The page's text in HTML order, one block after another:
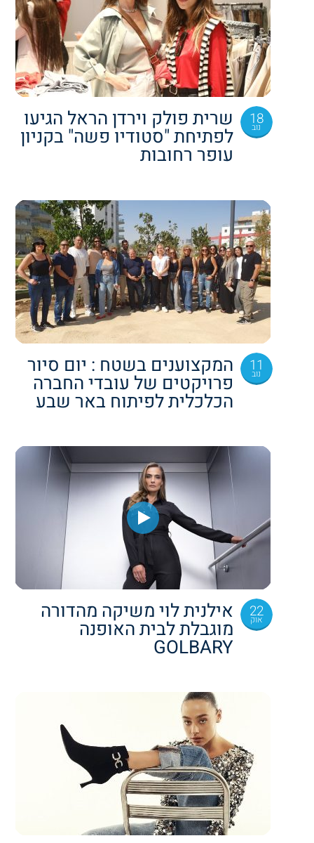
18
נוב שרית פולק וירדן הראל הגיעו
לפתיחת "סטודיו פשה" בקניון
עופר רחובות
11
נוב המקצוענים בשטח : יום סיור
פרויקטים של עובדי החברה
הכלכלית לפיתוח באר שבע
22
אוק אילנית לוי משיקה מהדורה
מוגבלת לבית האופנה
GOLBARY